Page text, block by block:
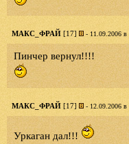
МАКС_ФРАЙ [17] - 11.09.2006 в
Пинчер вернул!!!!
МАКС_ФРАЙ [17] - 12.09.2006 в
Уркаган дал!!!